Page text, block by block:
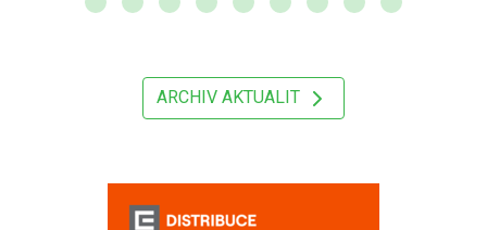
ARCHIV AKTUALIT